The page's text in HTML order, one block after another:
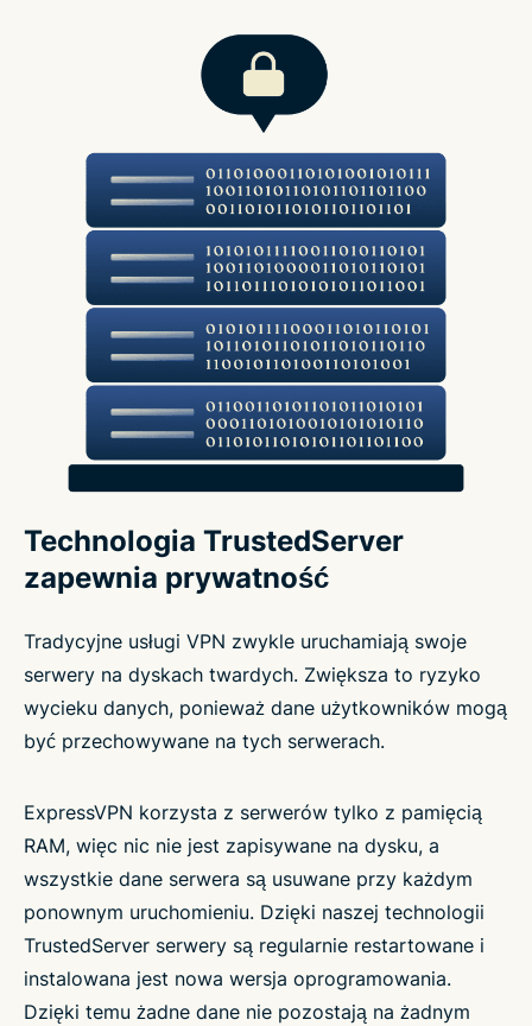
Technologia TrustedServer
zapewnia prywatność
Tradycyjne usługi VPN zwykle uruchamiają swoje
serwery na dyskach twardych. Zwiększa to ryzyko
wycieku danych, ponieważ dane użytkowników mogą
być przechowywane na tych serwerach.
ExpressVPN korzysta z serwerów tylko z pamięcią
RAM, więc nic nie jest zapisywane na dysku, a
wszystkie dane serwera są usuwane przy każdym
ponownym uruchomieniu. Dzięki naszej technologii
TrustedServer serwery są regularnie restartowane i
instalowana jest nowa wersja oprogramowania.
Dzięki temu żadne dane nie pozostają na żadnym